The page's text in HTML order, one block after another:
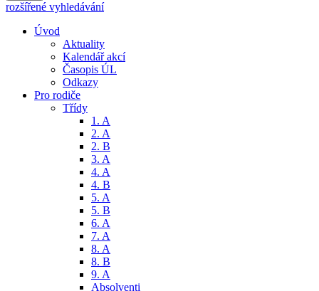
rozšířené vyhledávání
Úvod
Aktuality
Kalendář akcí
Časopis ÚL
Odkazy
Pro rodiče
Třídy
1. A
2. A
2. B
3. A
4. A
4. B
5. A
5. B
6. A
7. A
8. A
8. B
9. A
Absolventi